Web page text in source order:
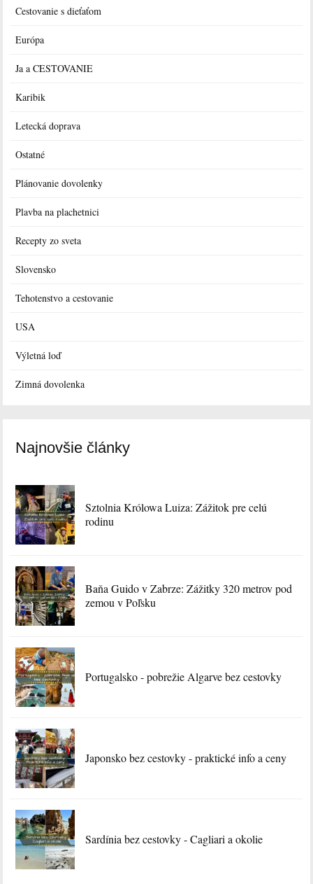
Cestovanie s dieťaťom
Európa
Ja a CESTOVANIE
Karibik
Letecká doprava
Ostatné
Plánovanie dovolenky
Plavba na plachetnici
Recepty zo sveta
Slovensko
Tehotenstvo a cestovanie
USA
Výletná loď
Zimná dovolenka
Najnovšie články
Sztolnia Królowa Luiza: Zážitok pre celú
rodinu
Baňa Guido v Zabrze: Zážitky 320 metrov pod
zemou v Poľsku
Portugalsko - pobrežie Algarve bez cestovky
Japonsko bez cestovky - praktické info a ceny
Sardínia bez cestovky - Cagliari a okolie